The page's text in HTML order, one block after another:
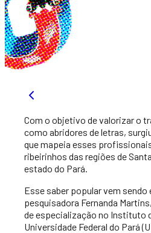
Com o objetivo de valorizar o
como abridores de letras,
que mapeia esses
ribeirinhos das regiões de
estado do Pará.
Esse saber popular vem
pesquisadora Fernanda
de especialização no Instituto
Universidade Federal do Pará